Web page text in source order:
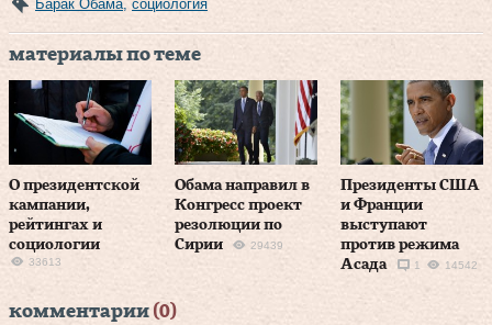
Барак Обама социология
материалы по теме
О президентской
кампании,
рейтингах и
социологии
33613
Обама направил в
Конгресс проект
резолюции по
Сирии
29439
Президенты США
и Франции
выступают
против режима
Асада
1 14542
комментарии (0)